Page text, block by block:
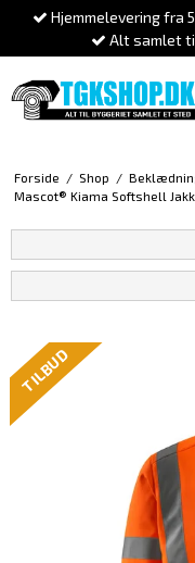
Hjemmelevering fra
Alt samlet
Forside / Shop /
Mascot® Kiama Softshell
TILBUD